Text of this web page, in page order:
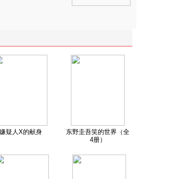
嫌疑人X的献身
东野圭吾笑的世界（全
4册）